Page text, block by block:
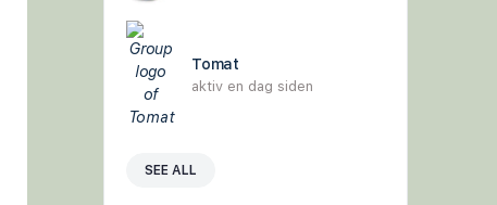
Tomat
aktiv en dag siden
SEE ALL